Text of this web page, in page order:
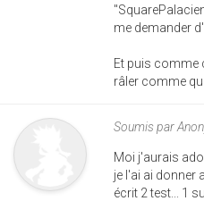
me demander
Et puis comme
râler comme
Soumis par
Moi j'aurais
je l'ai ai donner
écrit 2 test... 1